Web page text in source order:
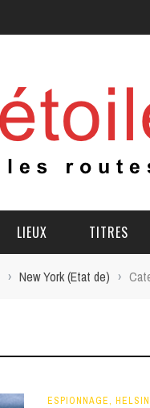
LIEUX TITRES
› New York (Etat de) ›
ESPIONNAGE,